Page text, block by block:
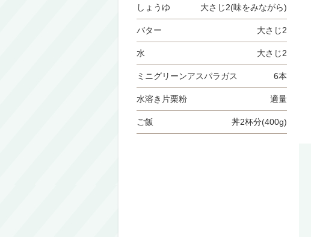
しょうゆ 大さじ2(味をみながら)
バター 大さじ2
水 大さじ2
ミニグリーンアスパラガス 6本
水溶き片栗粉 適量
ご飯 丼2杯分(400g)